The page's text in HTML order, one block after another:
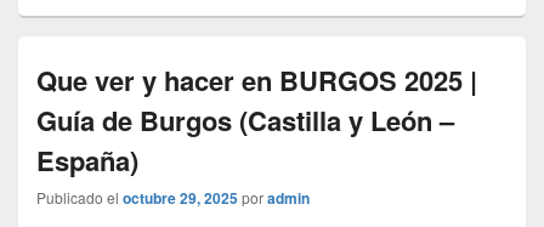
Que ver y hacer en BURGOS 2025 |
Guía de Burgos (Castilla y León –
España)
Publicado el octubre 29, 2025poradmin